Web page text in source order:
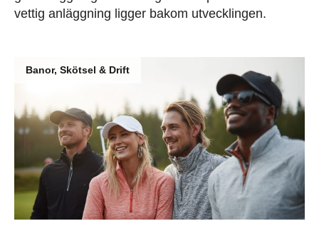
vettig anläggning ligger bakom utvecklingen.
Banor, Skötsel & Drift